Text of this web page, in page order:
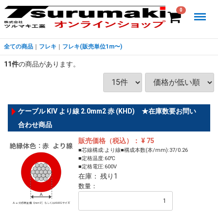
0
全ての商品 フレキ フレキ(販売単位1m〜)
11件の商品があります。
ケーブル KIV より線 2.0mm2 赤 (KHD) ★在庫数要お問い
合わせ商品
販売価格（税込）： ¥ 75
■芯線構成:より線■構成本数(本/mm):37/0.26
■定格温度:60℃
■定格電圧:600V
在庫： 残り1
数量：